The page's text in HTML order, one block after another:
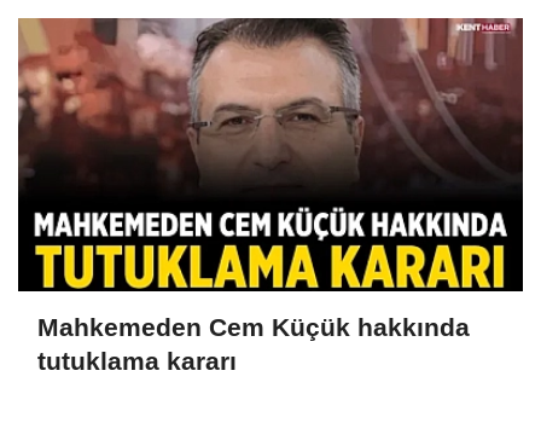
Mahkemeden Cem Küçük hakkında
tutuklama kararı